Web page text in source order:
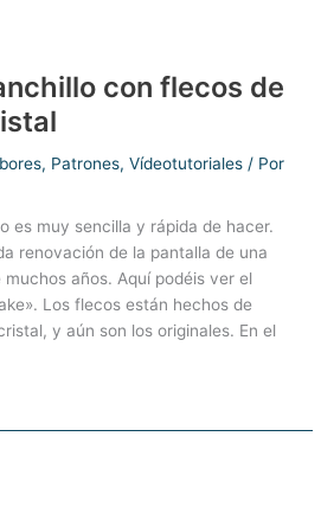
con flecos de
, Patrones,Vídeotutoriales / Por
es muy sencilla y rápida de hacer.
renovación de la pantalla de una
años. Aquí podéis ver el
Los flecos están hechos de
y aún son los originales. En el